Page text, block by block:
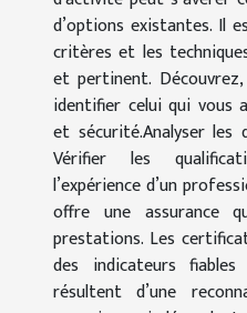
d’options existantes. Il
critères et les
et pertinent.
identifier celui qui vous
et sécurité.Analyser les
Vérifier les
l’expérience d’un
offre une assurance
prestations. Les
des indicateurs
résultent d’une